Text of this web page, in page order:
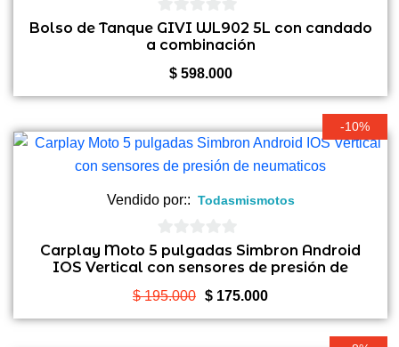
0
de
Bolso de Tanque GIVI WL902 5L con candado
a combinación
$598.000
-10%
Vendido por:: Todasmismotos
0
de
5
Carplay Moto 5 pulgadas Simbron Android
IOS Vertical con sensores de presión de
$195.000 El
precio
$ 175.000El
precio